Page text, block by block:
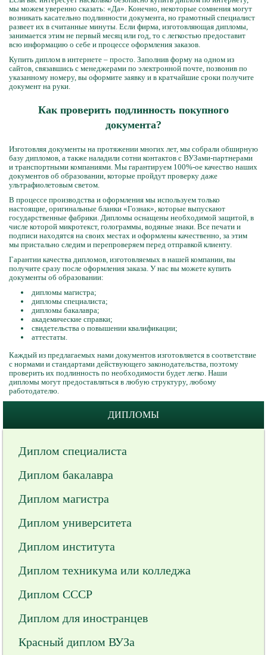
мы можем уверенно сказать: «Да». Конечно, некоторые сомнения могут
возникать касательно подлинности документа, но грамотный специалист
развеет их в считанные минуты. Если фирма, изготовляющая дипломы,
занимается этим не первый месяц или год, то с легкостью предоставит
всю информацию о себе и процессе оформления заказов.
Купить диплом в интернете – просто. Заполнив форму на одном из
сайтов, связавшись с менеджерами по электронной почте, позвонив по
указанному номеру, вы оформите заявку и в кратчайшие сроки получите
документ на руки.
Как проверить подлинность покупного
документа?
Изготовляя документы на протяжении многих лет, мы собрали обширную
базу дипломов, а также наладили сотни контактов с ВУЗами-партнерами
и транспортными компаниями. Мы гарантируем 100%-ое качество наших
документов об образовании, которые пройдут проверку даже
ультрафиолетовым светом.
В процессе производства и оформления мы используем только
настоящие, оригинальные бланки «Гознак», которые выпускают
государственные фабрики. Дипломы оснащены необходимой защитой, в
числе которой микротекст, голограммы, водяные знаки. Все печати и
подписи находятся на своих местах и оформлены качественно, за этим
мы пристально следим и перепроверяем перед отправкой клиенту.
Гарантии качества дипломов, изготовляемых в нашей компании, вы
получите сразу после оформления заказа. У нас вы можете купить
документы об образовании:
дипломы магистра;
дипломы специалиста;
дипломы бакалавра;
академические справки;
свидетельства о повышении квалификации;
аттестаты.
Каждый из предлагаемых нами документов изготовляется в соответствие
с нормами и стандартами действующего законодательства, поэтому
проверить их подлинность по необходимости будет легко. Наши
дипломы могут предоставляться в любую структуру, любому
работодателю.
ДИПЛОМЫ
Диплом специалиста
Диплом бакалавра
Диплом магистра
Диплом университета
Диплом института
Диплом техникума или колледжа
Диплом СССР
Диплом для иностранцев
Красный диплом ВУЗа